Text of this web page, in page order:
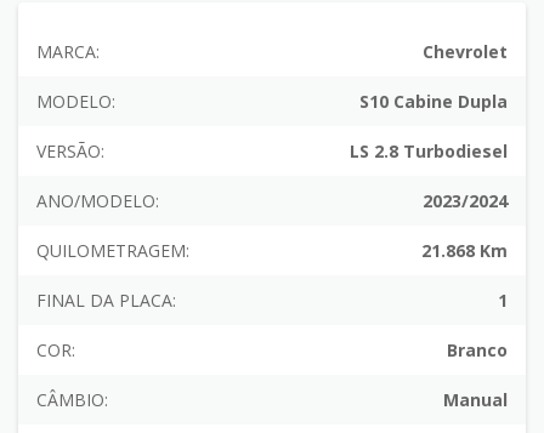
MARCA: Chevrolet
MODELO: S10 Cabine Dupla
VERSÃO: LS 2.8 Turbodiesel
ANO/MODELO: 2023/2024
QUILOMETRAGEM: 21.868 Km
FINAL DA PLACA: 1
COR: Branco
CÂMBIO: Manual